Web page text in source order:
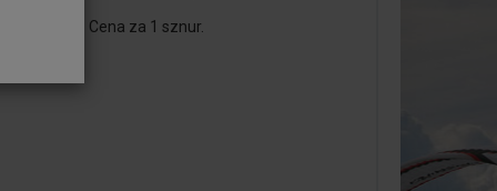
ok. 40 cm. Cena za 1 sznur.